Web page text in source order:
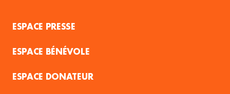
ESPACE PRESSE
ESPACE BÉNÉVOLE
ESPACE DONATEUR